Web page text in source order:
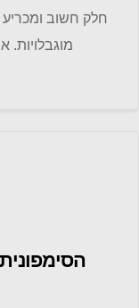
חלק חשוב